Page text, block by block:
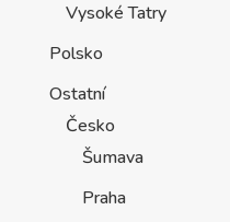
Vysoké Tatry
Polsko
Ostatní
Česko
Šumava
Praha